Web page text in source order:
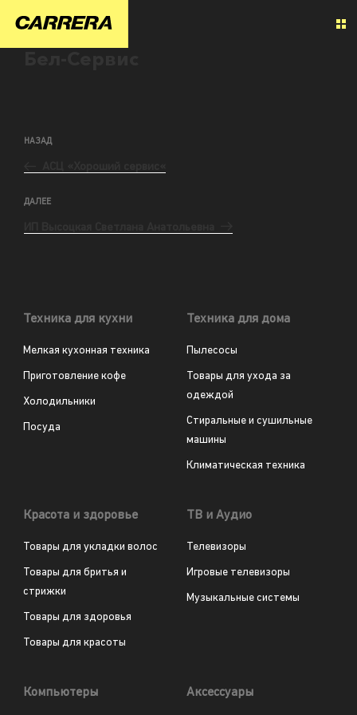
НАЗАД
ДАЛЕЕ
Техника для кухни
Мелкая кухонная техника
Приготовление кофе
Холодильники
Посуда
Техника для дома
Пылесосы
Товары для ухода за
одеждой
Стиральные и сушильные
машины
Климатическая техника
Красота и здоровье
Товары для укладки волос
Товары для бритья и
стрижки
Товары для здоровья
Товары для красоты
ТВ и Аудио
Телевизоры
Игровые телевизоры
Музыкальные системы
Компьютеры Аксессуары